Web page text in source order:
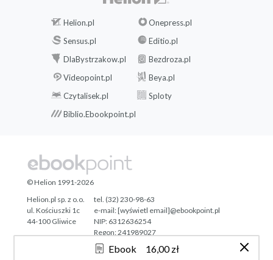
Ebook 16,00 zł
Helion.pl
Onepress.pl
Sensus.pl
Editio.pl
DlaBystrzakow.pl
Bezdroza.pl
Videopoint.pl
Beya.pl
Czytalisek.pl
Sploty
Biblio.Ebookpoint.pl
Tonik.pl
© Helion 1991-2026
Helion.pl sp. z o.o.
ul. Kościuszki 1c
44-100 Gliwice
tel. (32) 230-98-63
e-mail:[wyświetl email]@ebookpoint.pl
NIP: 6312636254
Regon: 241989027